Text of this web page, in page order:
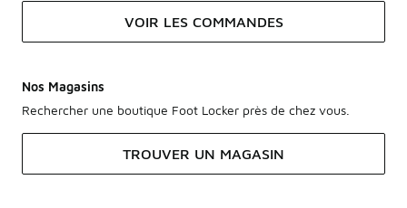
VOIR LES COMMANDES
Nos Magasins
Rechercher une boutique Foot Locker près de chez vous.
TROUVER UN MAGASIN